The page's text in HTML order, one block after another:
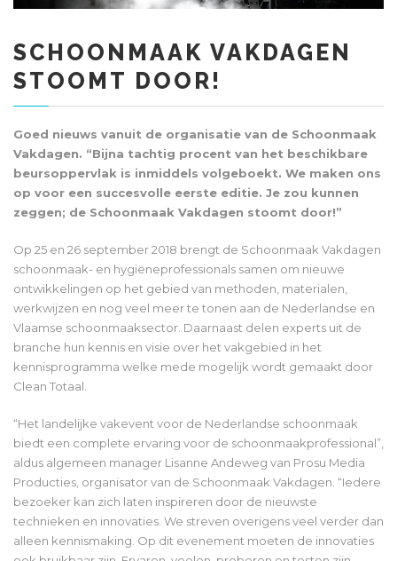
SCHOONMAAK VAKDAGEN
STOOMT DOOR!
Goed nieuws vanuit de organisatie van de Schoonmaak
Vakdagen. “Bijna tachtig procent van het beschikbare
beursoppervlak is inmiddels volgeboekt. We maken ons
op voor een succesvolle eerste editie. Je zou kunnen
zeggen; de Schoonmaak Vakdagen stoomt door!”
Op 25 en 26 september 2018 brengt de Schoonmaak Vakdagen
schoonmaak- en hygiëneprofessionals samen om nieuwe
ontwikkelingen op het gebied van methoden, materialen,
werkwijzen en nog veel meer te tonen aan de Nederlandse en
Vlaamse schoonmaaksector. Daarnaast delen experts uit de
branche hun kennis en visie over het vakgebied in het
kennisprogramma welke mede mogelijk wordt gemaakt door
Clean Totaal.
“Het landelijke vakevent voor de Nederlandse schoonmaak
biedt een complete ervaring voor de schoonmaakprofessional”,
aldus algemeen manager Lisanne Andeweg van Prosu Media
Producties, organisator van de Schoonmaak Vakdagen. “Iedere
bezoeker kan zich laten inspireren door de nieuwste
technieken en innovaties. We streven overigens veel verder dan
alleen kennismaking. Op dit evenement moeten de innovaties